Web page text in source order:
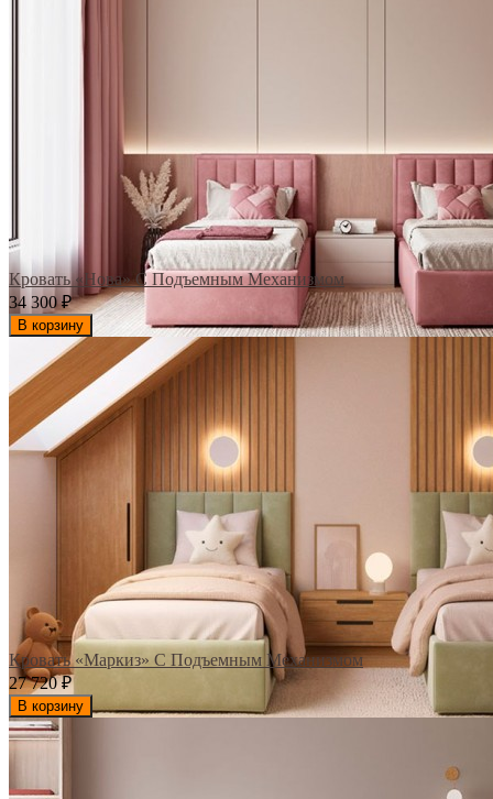
Кровать «Нова» С Подъемным Механизмом
34 300₽
В корзину
Кровать «Маркиз» С Подъемным Механизмом
27 720₽
В корзину